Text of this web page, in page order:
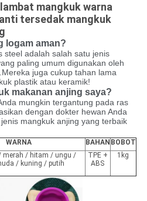
mangkuk warna
tersedak mangkuk
logam aman?
steel adalah salah satu jenis
paling umum digunakan oleh
juga cukup tahan lama
plastik atau keramik!
makanan anjing saya?
mungkin tergantung pada ras
dengan dokter hewan Anda
mangkuk anjing yang terbaik
WARNA BAHAN BOBOT
merah / hitam / ungu /
/ kuning / putih
TPE +
ABS
1kg